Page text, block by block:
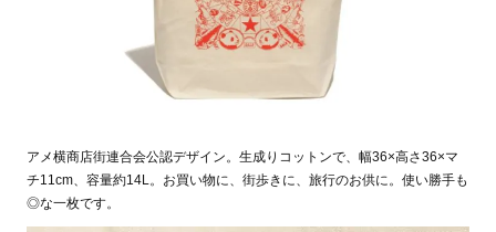
アメ横商店街連合会公認デザイン。生成りコットンで、幅36×高さ36×マ
チ11cm、容量約14L。お買い物に、街歩きに、旅行のお供に。使い勝手も
◎な一枚です。